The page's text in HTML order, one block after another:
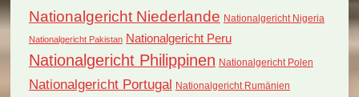
Nationalgericht Niederlande Nationalgericht Nigeria
Nationalgericht Pakistan Nationalgericht Peru
Nationalgericht Philippinen Nationalgericht Polen
Nationalgericht Portugal Nationalgericht Rumänien